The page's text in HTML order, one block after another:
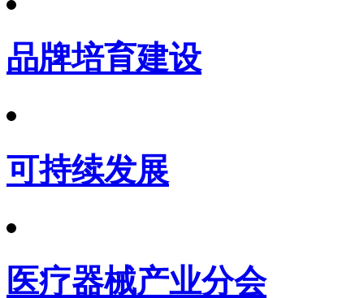
品牌培育建设
可持续发展
医疗器械产业分会